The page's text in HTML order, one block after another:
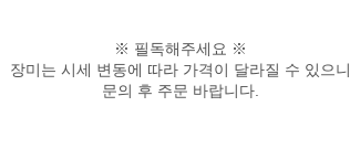
※ 필독해주세요 ※
장미는 시세 변동에 따라 가격이 달라질 수 있으니
문의 후 주문 바랍니다.